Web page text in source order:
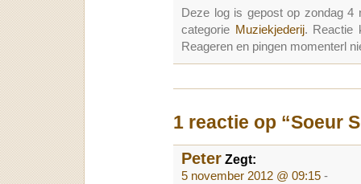
Deze log is gepost op zondag 4
categorie Muziekjederij. Reactie
Reageren en pingen momenterl
1 reactie op “Soeur
Peter Zegt:
5 november 2012 @ 09:15 -